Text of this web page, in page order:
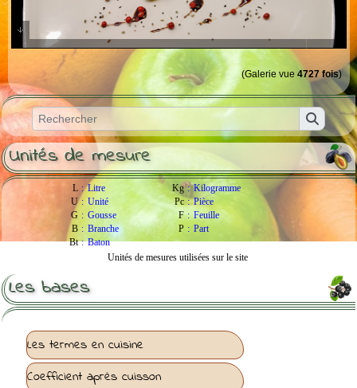
Unités de mesure
L : Litre Kg : Kilogramme
U : Unité Pc : Pièce
G : Gousse F : Feuille
B : Branche P : Part
Bt : Baton
Unités de mesures utilisées sur le site
Les bases
Les termes en cuisine
Coefficient après cuisson
Foie gras , confiture de butternuts
(Galerie vue 4727 fois)